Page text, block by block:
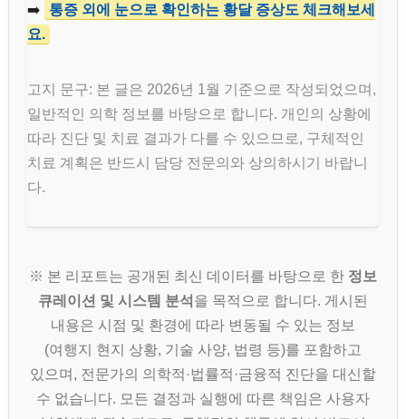
➡️
통증 외에 눈으로 확인하는 황달 증상도 체크해보세
요.
고지 문구: 본 글은 2026년 1월 기준으로 작성되었으며,
일반적인 의학 정보를 바탕으로 합니다. 개인의 상황에
따라 진단 및 치료 결과가 다를 수 있으므로, 구체적인
치료 계획은 반드시 담당 전문의와 상의하시기 바랍니
다.
※ 본 리포트는 공개된 최신 데이터를 바탕으로 한 정보
큐레이션 및 시스템 분석 을 목적으로 합니다. 게시된
내용은 시점 및 환경에 따라 변동될 수 있는 정보
(여행지 현지 상황, 기술 사양, 법령 등)를 포함하고
있으며, 전문가의 의학적·법률적·금융적 진단을 대신할
수 없습니다. 모든 결정과 실행에 따른 책임은 사용자